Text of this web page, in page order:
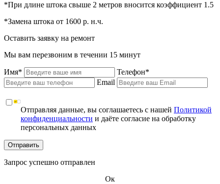
*При длине штока свыше 2 метров вносится коэффициент 1.5
*Замена штока от 1600 р. н.ч.
Оставить заявку на ремонт
Мы вам перезвоним в течении 15 минут
Имя*
Телефон*
Email
Отправляя данные, вы соглашаетесь с нашейПолитикой
конфиденциальности и даёте согласие на обработку
персональных данных
Отправить
Запрос успешно отправлен
Ок